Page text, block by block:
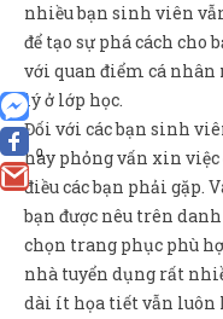
0
nhiều bạn sinh viên
để tạo sự phá cách
với quan điểm cá
lý ở lớp học.
Đối với các bạn sinh
hay phỏng vấn xin việc
điều các bạn phải gặp.
bạn được nêu trên
chọn trang phục phù
nhà tuyển dụng rất
dài ít họa tiết vẫn luôn